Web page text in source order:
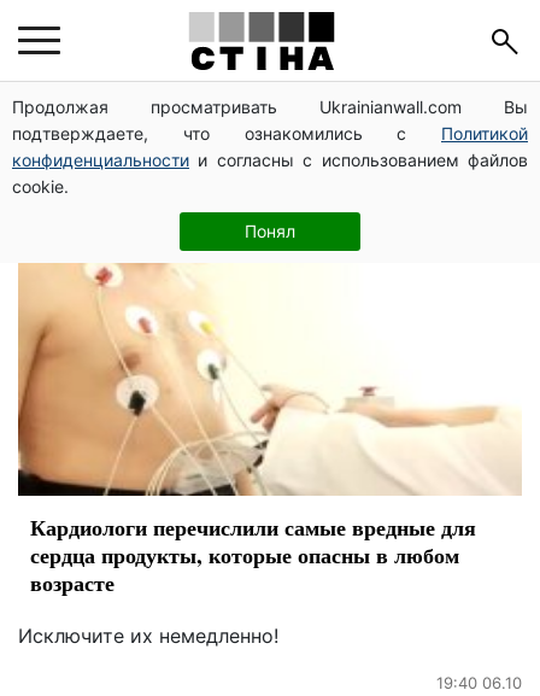
Продолжая просматривать Ukrainianwall.com Вы
подтверждаете, что ознакомились с Политикой
конфиденциальности и согласны с использованием файлов
cookie.
Понял
отказ
Кардиологи перечислили самые вредные для
сердца продукты, которые опасны в любом
возрасте
Исключите их немедленно!
19:40 06.10